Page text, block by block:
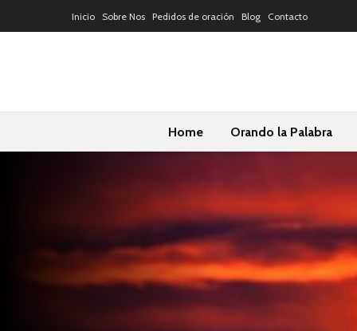
Inicio Sobre Nos Pedidos de oración Blog Contacto
Home Orando la Palabra